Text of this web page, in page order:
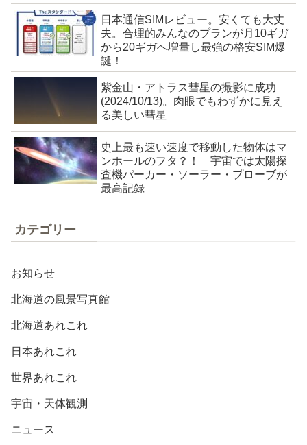
日本通信SIMレビュー。安くても大丈
夫。合理的みんなのプランが月10ギガ
から20ギガへ増量し最強の格安SIM爆
誕！
紫金山・アトラス彗星の撮影に成功
(2024/10/13)。肉眼でもわずかに見え
る美しい彗星
史上最も速い速度で移動した物体はマ
ンホールのフタ？！ 宇宙では太陽探
査機パーカー・ソーラー・プローブが
最高記録
カテゴリー
お知らせ
北海道の風景写真館
北海道あれこれ
日本あれこれ
世界あれこれ
宇宙・天体観測
ニュース